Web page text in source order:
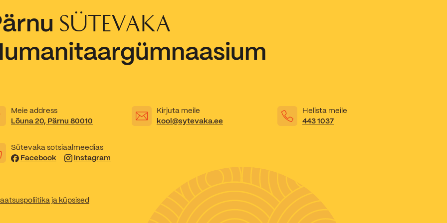
SÜTEVAKA
Meie address
Lõuna 20, Pärnu 80010
Kirjuta meile
kool@sytevaka.ee
Helista meile
443 1037
Sütevaka sotsiaalmeedias
Facebook
Instagram
ja küpsised